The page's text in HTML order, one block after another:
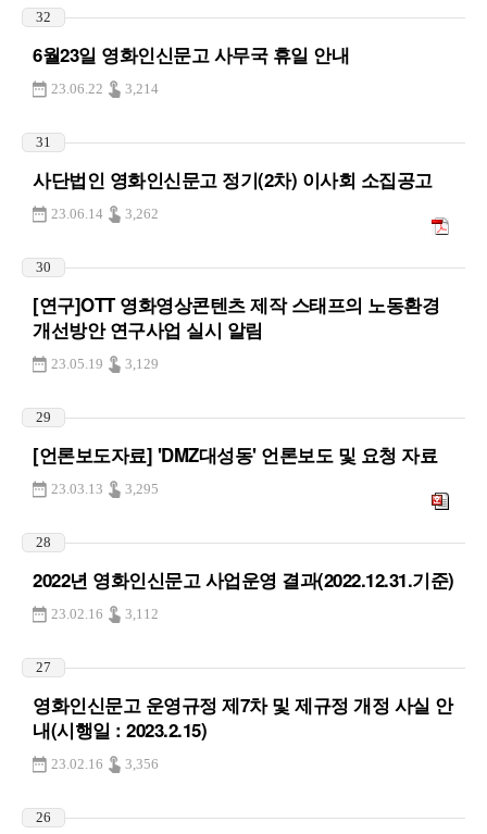
32
6월23일 영화인신문고 사무국 휴일 안내
23.06.22 3,214
31
사단법인 영화인신문고 정기(2차) 이사회 소집공고
23.06.14 3,262
30
[연구]OTT 영화영상콘텐츠 제작 스태프의 노동환경
개선방안 연구사업 실시 알림
23.05.19 3,129
29
[언론보도자료] 'DMZ대성동' 언론보도 및 요청 자료
23.03.13 3,295
28
2022년 영화인신문고 사업운영 결과(2022.12.31.기준)
23.02.16 3,112
27
영화인신문고 운영규정 제7차 및 제규정 개정 사실 안
내(시행일 : 2023.2.15)
23.02.16 3,356
26